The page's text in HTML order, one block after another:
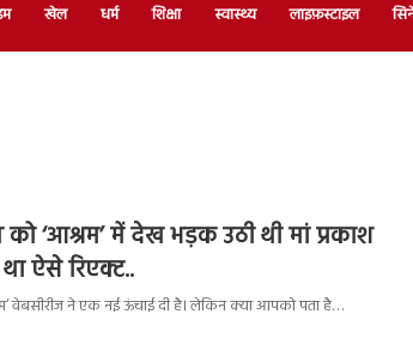
खेल धर्म शिक्षा स्वास्थ्य लाइफ़स्टाइल
‘आश्रम’ में देख भड़क उठी थी मां प्रकाश
ऐसे रिएक्ट..
वेबसीरीज ने एक नई ऊंचाई दी है। लेकिन क्या आपको पता है…